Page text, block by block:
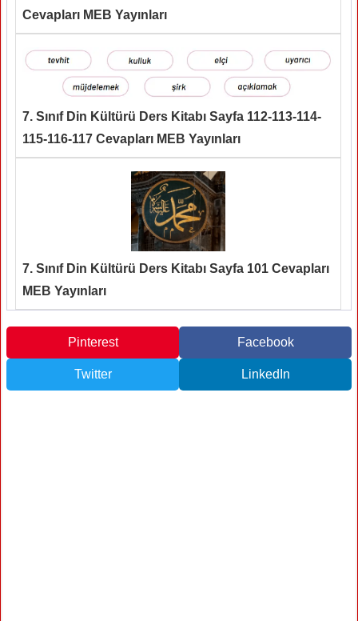
Cevapları MEB Yayınları
7. Sınıf Din Kültürü Ders Kitabı Sayfa 112-113-114-
115-116-117 Cevapları MEB Yayınları
7. Sınıf Din Kültürü Ders Kitabı Sayfa 101 Cevapları
MEB Yayınları
Pinterest Facebook
Twitter LinkedIn